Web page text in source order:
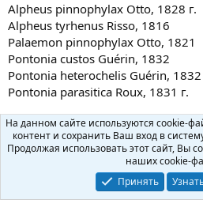
Alpheus pinnophylax Otto, 1828 г.
Alpheus tyrhenus Risso, 1816
Palaemon pinnophylax Otto, 1821
Pontonia custos Guérin, 1832
Pontonia heterochelis Guérin, 1832
Pontonia parasitica Roux, 1831 г.
Содержание в аквариуме: пока
успешном и долгосрочном
На данном сайте используются cookie-
контент и сохранить Ваш вход в
Продолжая использовать этот сайт, Вы
наших cookie-
Принять